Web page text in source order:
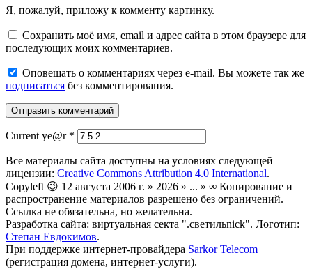
Я, пожалуй, приложу к комменту картинку.
Сохранить моё имя, email и адрес сайта в этом браузере для
последующих моих комментариев.
Оповещать о комментариях через e-mail. Вы можете так же
подписаться без комментирования.
Current ye@r *
Все материалы сайта доступны на условиях следующей
лицензии: Creative Commons Attribution 4.0 International.
Copyleft 😉 12 августа 2006 г. » 2026 » ... » ∞ Копирование и
распространение материалов разрешено без ограничений.
Ссылка не обязательна, но желательна.
Разработка сайта: виртуальная секта ".светильnick". Логотип:
Степан Евдокимов.
При поддержке интернет-провайдера Sarkor Telecom
(регистрация домена, интернет-услуги).